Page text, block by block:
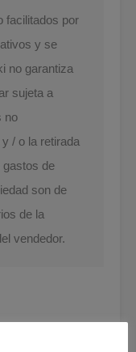
facilitados por
y se
no garantiza
sujeta a
no
/ o la retirada
gastos de
son de
de la
vendedor.